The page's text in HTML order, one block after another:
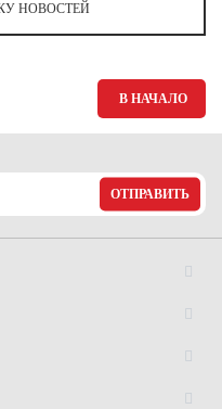
НОВОСТЕЙ
В НАЧАЛО
ОТПРАВИТЬ